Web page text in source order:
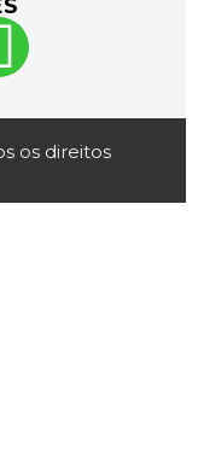
os direitos